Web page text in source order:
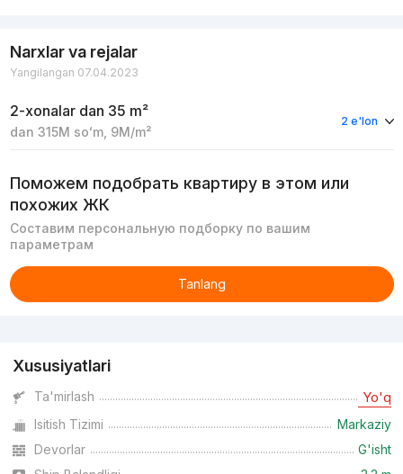
Narxlar va rejalar
Yangilangan 07.04.2023
2-xonalar dan 35 m²
dan 315M soʻm, 9M/m²
2 e'lon
Поможем подобрать квартиру в этом или
похожих ЖК
Составим персональную подборку по вашим
параметрам
Tanlang
Xususiyatlari
Ta'mirlash Yo'q
Isitish Tizimi
Markaziy
Devorlar
G'isht